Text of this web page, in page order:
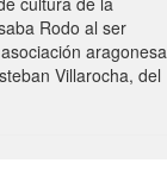
Rodo al ser
aragonesa
Villarocha, del